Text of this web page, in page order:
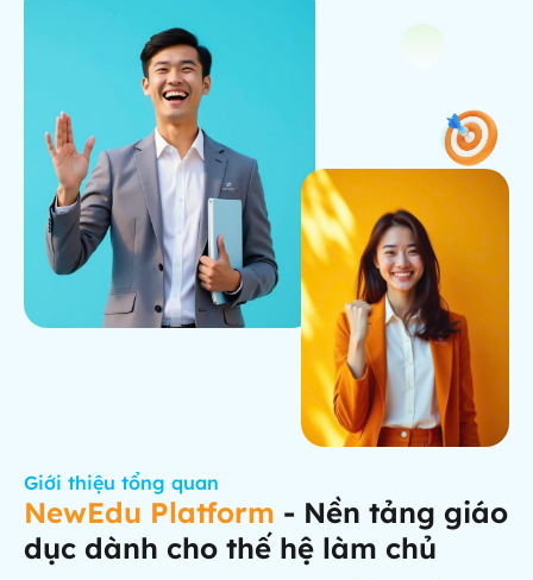
Giới thiệu tổng quan
NewEdu Platform - Nền tảng giáo
dục dành cho thế hệ làm chủ